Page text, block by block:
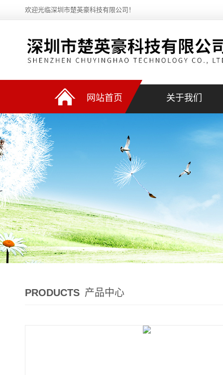
欢迎光临深圳市楚英豪科技有限公司！
网站首页 关于我们
PRODUCTS 产品中心